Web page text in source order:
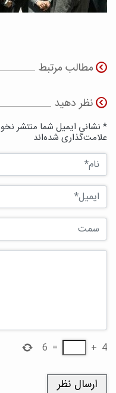
مطالب مرتبط
نظر دهید
* نشانی ایمیل شما منتشر
علامت‌گذاری شده‌اند
4
+
=
6